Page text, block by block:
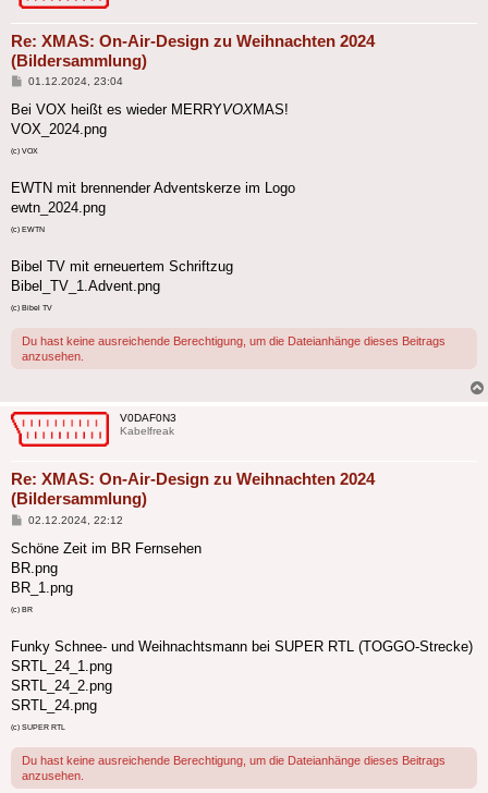
Re: XMAS: On-Air-Design zu Weihnachten 2024
(Bildersammlung)
Beitrag
01.12.2024, 23:04
Bei VOX heißt es wieder MERRYVOXMAS!
VOX_2024.png
(c) VOX
EWTN mit brennender Adventskerze im Logo
ewtn_2024.png
(c) EWTN
Bibel TV mit erneuertem Schriftzug
Bibel_TV_1.Advent.png
(c) Bibel TV
Du hast keine ausreichende Berechtigung, um die Dateianhänge dieses Beitrags
anzusehen.
V0DAF0N3
Kabelfreak
Re: XMAS: On-Air-Design zu Weihnachten 2024
(Bildersammlung)
Beitrag
02.12.2024, 22:12
Schöne Zeit im BR Fernsehen
BR.png
BR_1.png
(c) BR
Funky Schnee- und Weihnachtsmann bei SUPER RTL (TOGGO-Strecke)
SRTL_24_1.png
SRTL_24_2.png
SRTL_24.png
(c) SUPER RTL
Du hast keine ausreichende Berechtigung, um die Dateianhänge dieses Beitrags
anzusehen.